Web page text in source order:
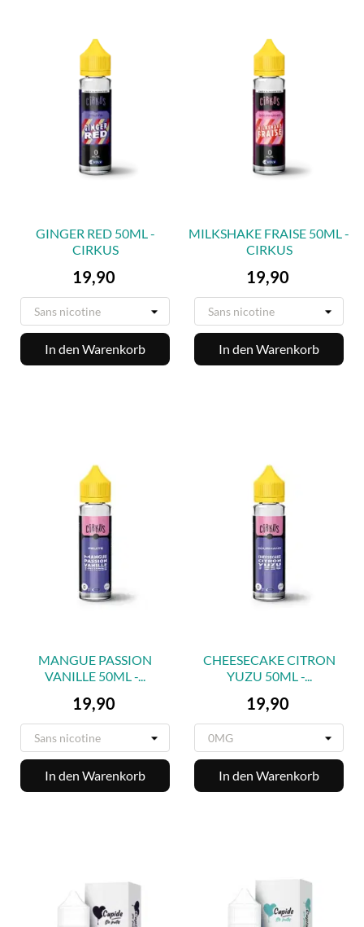
GINGER RED 50ML -
CIRKUS
Preis
19,90
In den Warenkorb
MILKSHAKE FRAISE 50ML -
CIRKUS
Preis
19,90
In den Warenkorb
MANGUE PASSION
VANILLE 50ML -...
Preis
19,90
In den Warenkorb
CHEESECAKE CITRON
YUZU 50ML -...
Preis
19,90
In den Warenkorb